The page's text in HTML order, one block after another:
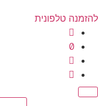
טלפונית